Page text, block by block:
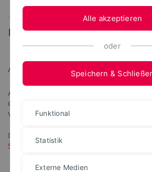
... Ausstattung
Ausstattung
An unserem Standort in Lemgo finden Sie
Geräten, die wir mit den zugehörigen
Verfügung stellen können.
Die Gebrauchsanweisungen finden Sie im
Support .
Alle akzeptieren
oder
Speichern &
Funktional
Statistik
Externe Medien